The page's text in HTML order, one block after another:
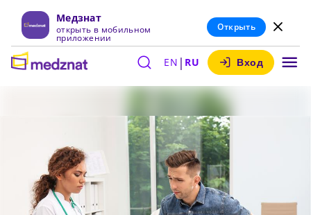
Медзнат
открыть в мобильном
приложении
Открыть
EN | RU Вход